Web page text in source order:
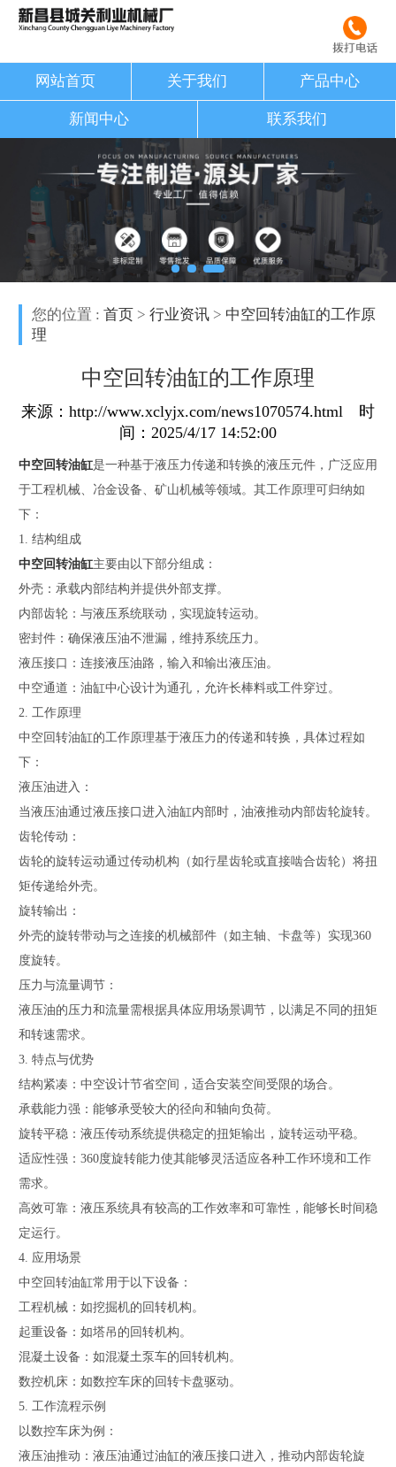
网站首页 关于我们 产品中心
新闻中心 联系我们
您的位置 : 首页> 行业资讯> 中空回转油缸的工作原
理
中空回转油缸的工作原理
来源：http://www.xclyjx.com/news1070574.html 时
间：2025/4/17 14:52:00
中空回转油缸是一种基于液压力传递和转换的液压元件，广泛应用
于工程机械、冶金设备、矿山机械等领域。其工作原理可归纳如
下：
1. 结构组成
中空回转油缸主要由以下部分组成：
外壳：承载内部结构并提供外部支撑。
内部齿轮：与液压系统联动，实现旋转运动。
密封件：确保液压油不泄漏，维持系统压力。
液压接口：连接液压油路，输入和输出液压油。
中空通道：油缸中心设计为通孔，允许长棒料或工件穿过。
2. 工作原理
中空回转油缸的工作原理基于液压力的传递和转换，具体过程如
下：
液压油进入：
当液压油通过液压接口进入油缸内部时，油液推动内部齿轮旋转。
齿轮传动：
齿轮的旋转运动通过传动机构（如行星齿轮或直接啮合齿轮）将扭
矩传递给外壳。
旋转输出：
外壳的旋转带动与之连接的机械部件（如主轴、卡盘等）实现360
度旋转。
压力与流量调节：
液压油的压力和流量需根据具体应用场景调节，以满足不同的扭矩
和转速需求。
3. 特点与优势
结构紧凑：中空设计节省空间，适合安装空间受限的场合。
承载能力强：能够承受较大的径向和轴向负荷。
旋转平稳：液压传动系统提供稳定的扭矩输出，旋转运动平稳。
适应性强：360度旋转能力使其能够灵活适应各种工作环境和工作
需求。
高效可靠：液压系统具有较高的工作效率和可靠性，能够长时间稳
定运行。
4. 应用场景
中空回转油缸常用于以下设备：
工程机械：如挖掘机的回转机构。
起重设备：如塔吊的回转机构。
混凝土设备：如混凝土泵车的回转机构。
数控机床：如数控车床的回转卡盘驱动。
5. 工作流程示例
以数控车床为例：
液压油推动：液压油通过油缸的液压接口进入，推动内部齿轮旋